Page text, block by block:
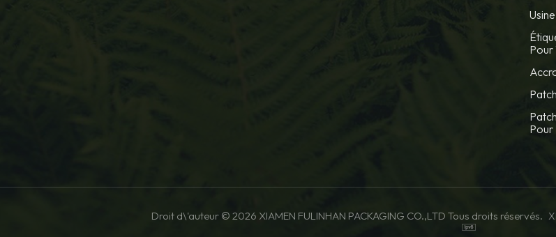
Pour
Pour
Droit d\'auteur © 2026 XIAMEN FULINHAN PACKAGING CO.,LTD Tous droits réservés.